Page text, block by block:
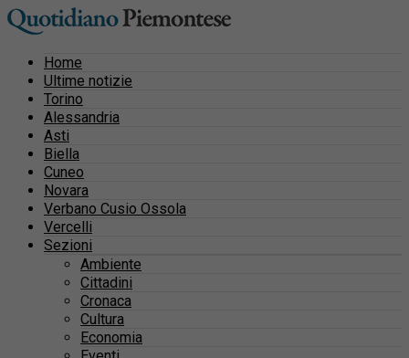
Home
Ultime notizie
Torino
Alessandria
Asti
Biella
Cuneo
Novara
Verbano Cusio Ossola
Vercelli
Sezioni
Ambiente
Cittadini
Cronaca
Cultura
Economia